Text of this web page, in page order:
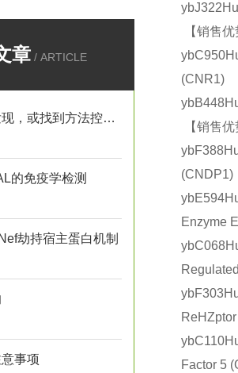
章 / ARTICLE
伊蚊交尾研究新发现，或找到方法控制寨卡病毒
的免疫学检测
劫持宿主蛋白机制
事项
【销售
(CNR1)
【销售
Enzyme
Factor 5